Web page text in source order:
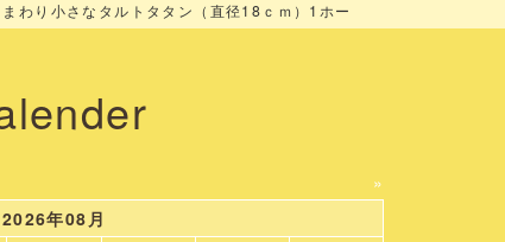
わり小さなタルトタタン（直径18ｃｍ）1ホー
»
2026年08月